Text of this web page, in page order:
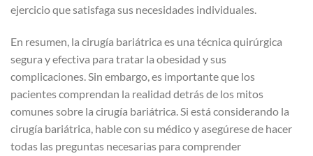
ejercicio que satisfaga sus necesidades individuales.
En resumen, la cirugía bariátrica es una técnica quirúrgica
segura y efectiva para tratar la obesidad y sus
complicaciones. Sin embargo, es importante que los
pacientes comprendan la realidad detrás de los mitos
comunes sobre la cirugía bariátrica. Si está considerando la
cirugía bariátrica, hable con su médico y asegúrese de hacer
todas las preguntas necesarias para comprender